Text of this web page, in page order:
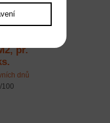
pr.
dnů
100